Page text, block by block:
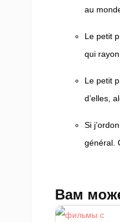
au
Le petit
qui
Le petit
d’elles,
Si
général.
Вам